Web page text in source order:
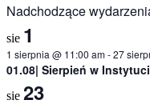
Nadchodzące
sie 1
1 sierpnia @ 11:00 am-27
01.08| Sierpień w
sie 23